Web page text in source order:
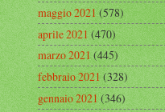
maggio 2021(578)
aprile 2021(470)
marzo 2021(445)
febbraio 2021(328)
gennaio 2021(346)